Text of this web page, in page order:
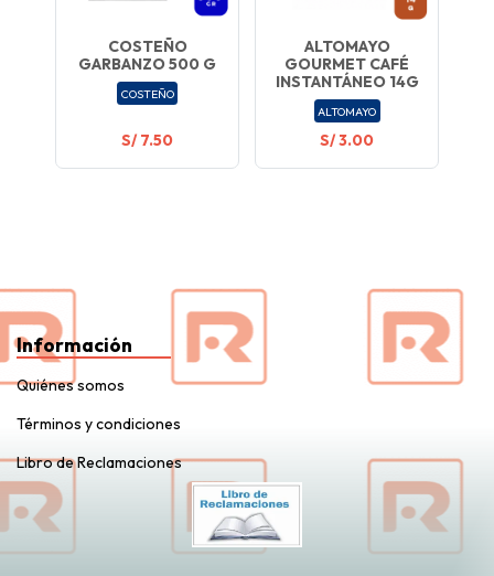
COSTEÑO
GARBANZO 500 G
COSTEÑO
S/ 7.50
ALTOMAYO
GOURMET CAFÉ
INSTANTÁNEO 14G
ALTOMAYO
S/ 3.00
Información
Quiénes somos
Términos y condiciones
Libro de Reclamaciones